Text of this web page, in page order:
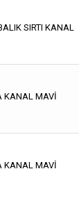
SIRTI KANAL
KANAL MAVİ
KANAL MAVİ